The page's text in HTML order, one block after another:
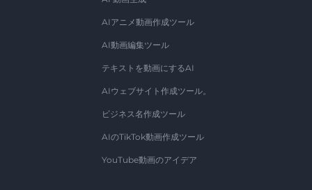
AIアニメ動画作成ツール
AI動画編集ツール
テキストを動画にするAI
AIウェブサイト作成ツール。
ビジネス名作成ツール
AIのTikTok動画作成ツール
YouTube動画のアイデア